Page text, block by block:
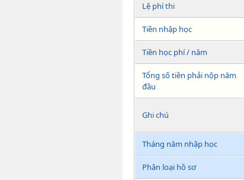
Lệ phí thi
Tiền nhập học
Tiền học phí / năm
Tổng số tiền phải nộp năm
đầu
Ghi chú
Tháng năm nhập học
Phân loại hồ sơ